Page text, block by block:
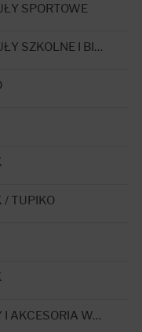
SPORTOWE
SZKOLNE I BIUROWE
/ TUPIKO
WODNE